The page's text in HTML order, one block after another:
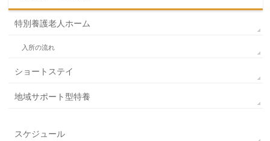
特別養護老人ホーム
入所の流れ
ショートステイ
地域サポート型特養
スケジュール